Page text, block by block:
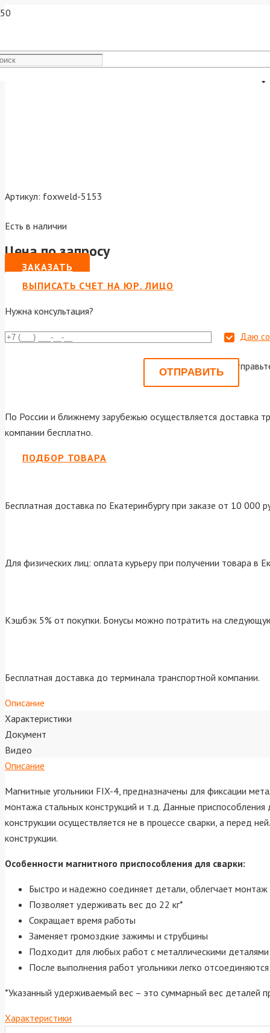
Угольник магнитный FIX-4
Артикул: foxweld-5153
Есть в наличии
Цена по запросу
ЗАКАЗАТЬ
ВЫПИСАТЬ СЧЕТ НА ЮР. ЛИЦО
Нужна консультация?
Даю
Или
По России и ближнему зарубежью осуществляется доставка
компании бесплатно.
ПОДБОР ТОВАРА
Бесплатная доставка по Екатеринбургу при заказе от 10 000
Для физических лиц: оплата курьеру при получении товара в
Кэшбэк 5% от покупки. Бонусы можно потратить на
Бесплатная доставка до терминала транспортной компании.
Описание
Характеристики
Документ
Видео
Описание
Магнитные угольники FIX-4, предназначены для фиксации
монтажа стальных конструкций и т.д. Данные
конструкции осуществляется не в процессе сварки, а перед
конструкции.
Особенности магнитного приспособления для сварки:
Быстро и надежно соединяет детали, облегчает монтаж
Позволяет удерживать вес до 22 кг*
Сокращает время работы
Заменяет громоздкие зажимы и струбцины
Подходит для любых работ с металлическими деталями
После выполнения работ угольники легко
*Указанный удерживаемый вес – это суммарный вес деталей
Характеристики